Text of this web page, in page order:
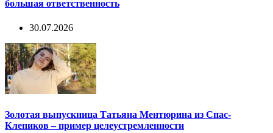
большая ответственность
30.07.2026
Золотая выпускница Татьяна Ментюрина из Спас-
Клепиков – пример целеустремленности